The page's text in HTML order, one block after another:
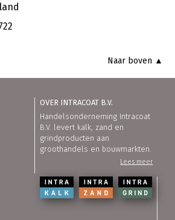
Naar boven ▲
OVER INTRACOAT B.V.
Handelsonderneming Intracoat
B.V. levert kalk, zand en
grindproducten aan
groothandels en bouwmarkten.
Lees meer